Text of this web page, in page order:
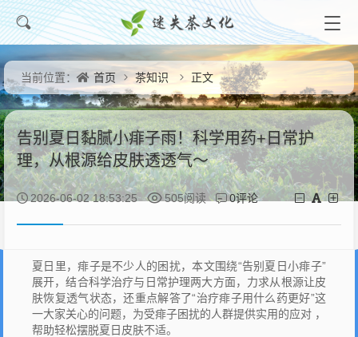
当前位置： 首页 茶知识 正文
告别夏日黏腻小痱子雨！科学用药+日常护
理，从根源给皮肤透透气～
2026-06-02 18:53:25 505阅读 0评论
夏日里，痱子是不少人的困扰，本文围绕“告别夏日小痱子”
展开，结合科学治疗与日常护理两大方面，力求从根源让皮
肤恢复透气状态，还重点解答了“治疗痱子用什么药更好”这
一大家关心的问题，为受痱子困扰的人群提供实用的应对 ，
帮助轻松摆脱夏日皮肤不适。